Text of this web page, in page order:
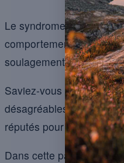
Le syndrome de l’
comportement digestif,
soulagement peut
Saviez-vous que les
désagréables ? Ces
réputés pour leurs
Dans cette page, nous